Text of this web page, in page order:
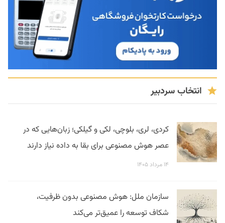
انتخاب سردبیر
کردی، لری، بلوچی، لکی و گیلکی؛ زبان‌هایی که در
عصر هوش مصنوعی برای بقا به داده نیاز دارند
۱۴ مرداد ۱۴۰۵
سازمان ملل: هوش مصنوعی بدون ظرفیت،
شکاف توسعه را عمیق‌تر می‌کند